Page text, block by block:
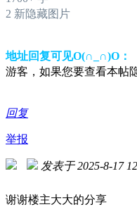
2 新隐藏图片
地址回复可见O(∩_∩)O：
游客，如果您要查看本帖
回复
举报
发表于 2025-8-17
谢谢楼主大大的分享